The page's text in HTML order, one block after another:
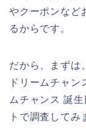
やクーポンなど
るからです。
だから、まずは
ドリームチャ
ムチャンス 誕
トで調査してみ